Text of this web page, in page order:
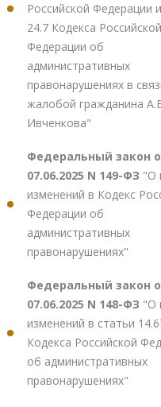
Российской Федерации
24.7 Кодекса Российской
Федерации об
административных
правонарушениях в
жалобой гражданина
Ивченкова"
Федеральный закон
07.06.2025 N 149-ФЗ "О
изменений в Кодекс
Федерации об
административных
правонарушениях"
Федеральный закон
07.06.2025 N 148-ФЗ "О
изменений в статьи
Кодекса Российской
об административных
правонарушениях"